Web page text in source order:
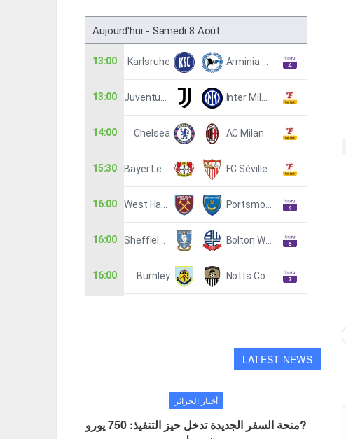
LATEST NEWS
أخبار الجزائر
?منحة السفر الجديدة تدخل حيز التنفيذ: 750 يورو